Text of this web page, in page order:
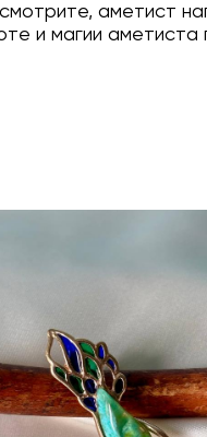
аметист
и магии аметиста